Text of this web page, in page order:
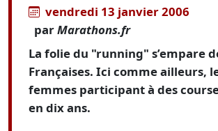
vendredi 13 janvier 2006
parMarathons.fr
La folie du "running" s’empare
Françaises. Ici comme ailleurs,
femmes participant à des
en dix ans.